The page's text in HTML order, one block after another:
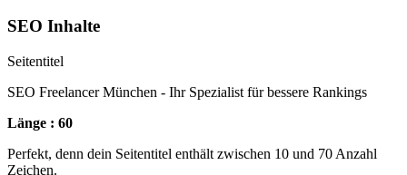
SEO Inhalte
Seitentitel
SEO Freelancer München - Ihr Spezialist für bessere Rankings
Länge : 60
Perfekt, denn dein Seitentitel enthält zwischen 10 und 70 Anzahl
Zeichen.